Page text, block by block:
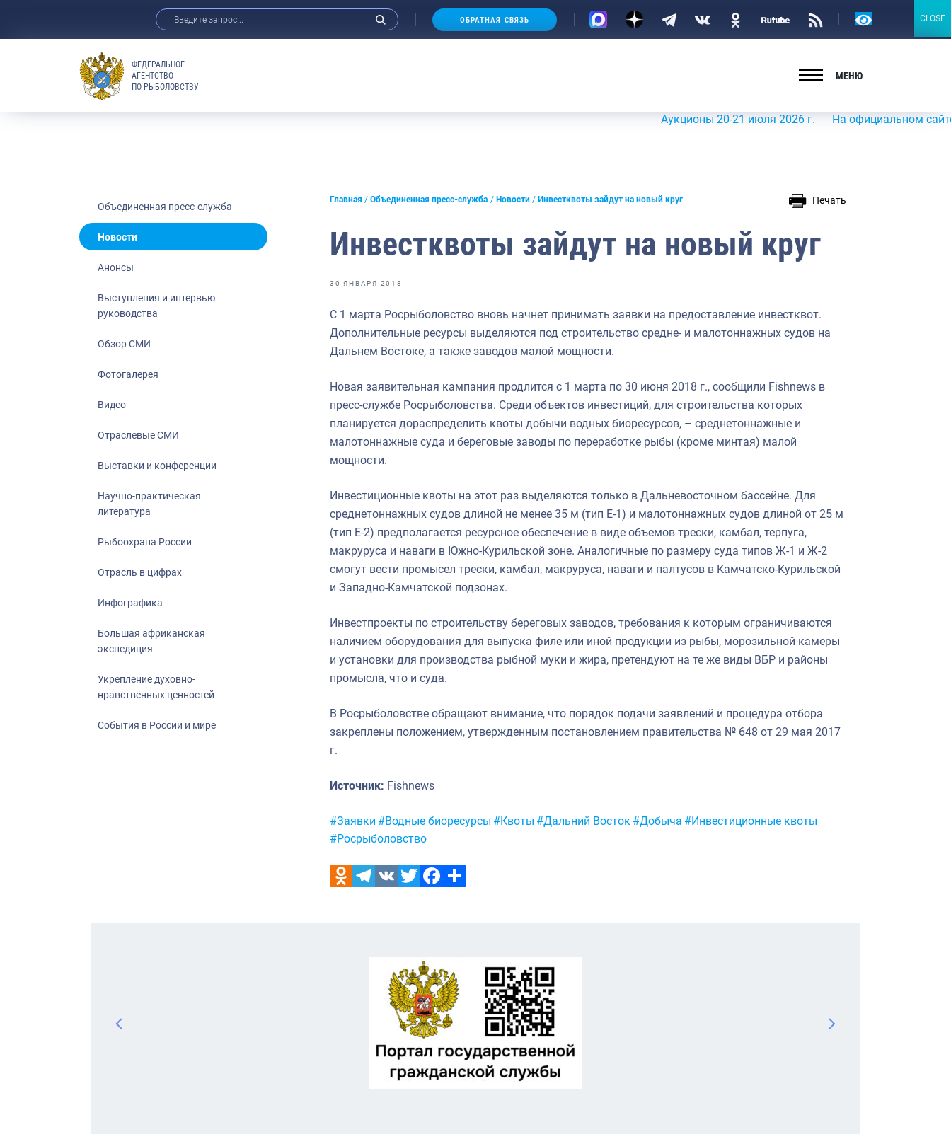
Анонсы
Отраслевые СМИ
Выставки и конференции
Отрасль в цифрах
Укрепление духовно-нравственных
События в России и мире
ОБРАТНАЯ СВЯЗЬ
Версия
ФЕДЕРАЛЬНОЕ
АГЕНТСТВО
ПО РЫБОЛОВСТВУ
МЕНЮ
Аукционы 20-21 июля 2026 г. На официальном сайте
Объединенная пресс-служба
Новости
Анонсы
Выступления и интервью
руководства
Обзор СМИ
Фотогалерея
Видео
Отраслевые СМИ
Выставки и конференции
Научно-практическая
литература
Рыбоохрана России
Отрасль в цифрах
Инфографика
Большая африканская
экспедиция
Укрепление духовно-
нравственных ценностей
События в России и мире
Главная Объединенная пресс-служба Новости Инвестквоты зайдут на новый круг Печать
Инвестквоты зайдут на новый круг
30 ЯНВАРЯ 2018
С 1 марта Росрыболовство вновь начнет принимать заявки на предоставление инвестквот.
Дополнительные ресурсы выделяются под строительство средне- и малотоннажных судов на
Дальнем Востоке, а также заводов малой мощности.
Новая заявительная кампания продлится с 1 марта по 30 июня 2018 г., сообщили Fishnews в
пресс-службе Росрыболовства. Среди объектов инвестиций, для строительства которых
планируется дораспределить квоты добычи водных биоресурсов, – среднетоннажные и
малотоннажные суда и береговые заводы по переработке рыбы (кроме минтая) малой
мощности.
Инвестиционные квоты на этот раз выделяются только в Дальневосточном бассейне. Для
среднетоннажных судов длиной не менее 35 м (тип Е-1) и малотоннажных судов длиной от 25 м
(тип Е-2) предполагается ресурсное обеспечение в виде объемов трески, камбал, терпуга,
макруруса и наваги в Южно-Курильской зоне. Аналогичные по размеру суда типов Ж-1 и Ж-2
смогут вести промысел трески, камбал, макруруса, наваги и палтусов в Камчатско-Курильской
и Западно-Камчатской подзонах.
Инвестпроекты по строительству береговых заводов, требования к которым ограничиваются
наличием оборудования для выпуска филе или иной продукции из рыбы, морозильной камеры
и установки для производства рыбной муки и жира, претендуют на те же виды ВБР и районы
промысла, что и суда.
В Росрыболовстве обращают внимание, что порядок подачи заявлений и процедура отбора
закреплены положением, утвержденным постановлением правительства № 648 от 29 мая 2017
г.
Источник: Fishnews
Метки:
#Заявки #Водные биоресурсы #Квоты #Дальний Восток #Добыча #Инвестиционные квоты
#Росрыболовство
CLOSE
CLOSE